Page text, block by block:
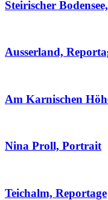
Steirischer
Ausserland,
Am Karnischen
Nina Proll, Portrait
Teichalm, Reportage